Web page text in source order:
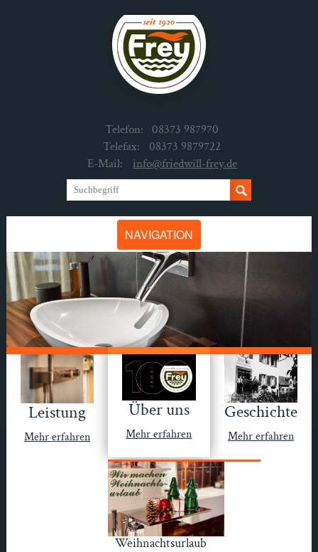
Telefon: 08373 987970
Telefax:
08373 9879722
E-Mail:
info@friedwill-frey.de
NAVIGATION
Leistung
Mehr erfahren
Über uns
Mehr erfahren
Geschichte
Mehr erfahren
Weihnachtsurlaub